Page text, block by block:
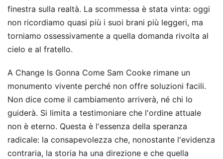
finestra sulla realtà. La scommessa è stata vinta: oggi
non ricordiamo quasi più i suoi brani più leggeri, ma
torniamo ossessivamente a quella domanda rivolta al
cielo e al fratello.
A Change Is Gonna Come Sam Cooke rimane un
monumento vivente perché non offre soluzioni facili.
Non dice come il cambiamento arriverà, né chi lo
guiderà. Si limita a testimoniare che l'ordine attuale
non è eterno. Questa è l'essenza della speranza
radicale: la consapevolezza che, nonostante l'evidenza
contraria, la storia ha una direzione e che quella